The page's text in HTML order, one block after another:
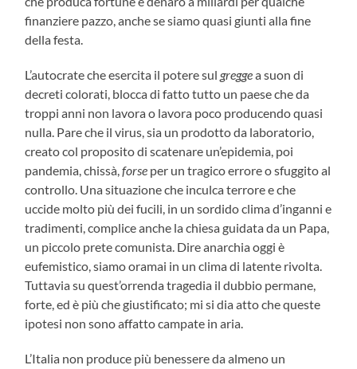
finanziere pazzo, anche se siamo quasi giunti alla fine
della festa.
L’autocrate che esercita il potere sul greggea suon di
decreti colorati, blocca di fatto tutto un paese che da
troppi anni non lavora o lavora poco producendo quasi
nulla. Pare che il virus, sia un prodotto da laboratorio,
creato col proposito di scatenare un’epidemia, poi
pandemia, chissà,forse per un tragico errore o sfuggito al
controllo. Una situazione che inculca terrore e che
uccide molto più dei fucili, in un sordido clima d’inganni e
tradimenti, complice anche la chiesa guidata da un Papa,
un piccolo prete comunista. Dire anarchia oggi è
eufemistico, siamo oramai in un clima di latente rivolta.
Tuttavia su quest’orrenda tragedia il dubbio permane,
forte, ed è più che giustificato; mi si dia atto che queste
ipotesi non sono affatto campate in aria.
L’Italia non produce più benessere da almeno un